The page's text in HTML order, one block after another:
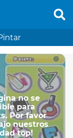
no se
para
Por favor
nuestros
top!